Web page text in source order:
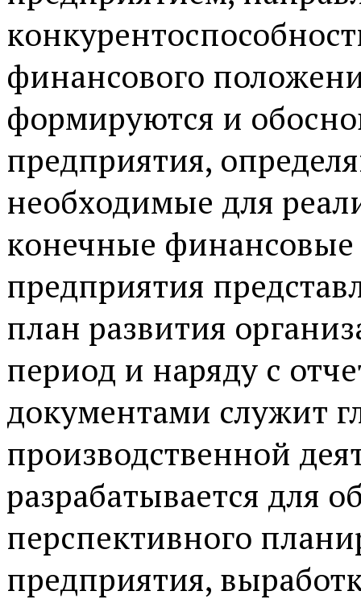
финансового
формируются и
предприятия,
необходимые для
конечные финансовые
предприятия
план развития
период и наряду с
документами служит
производственной
разрабатывается для
перспективного
предприятия,